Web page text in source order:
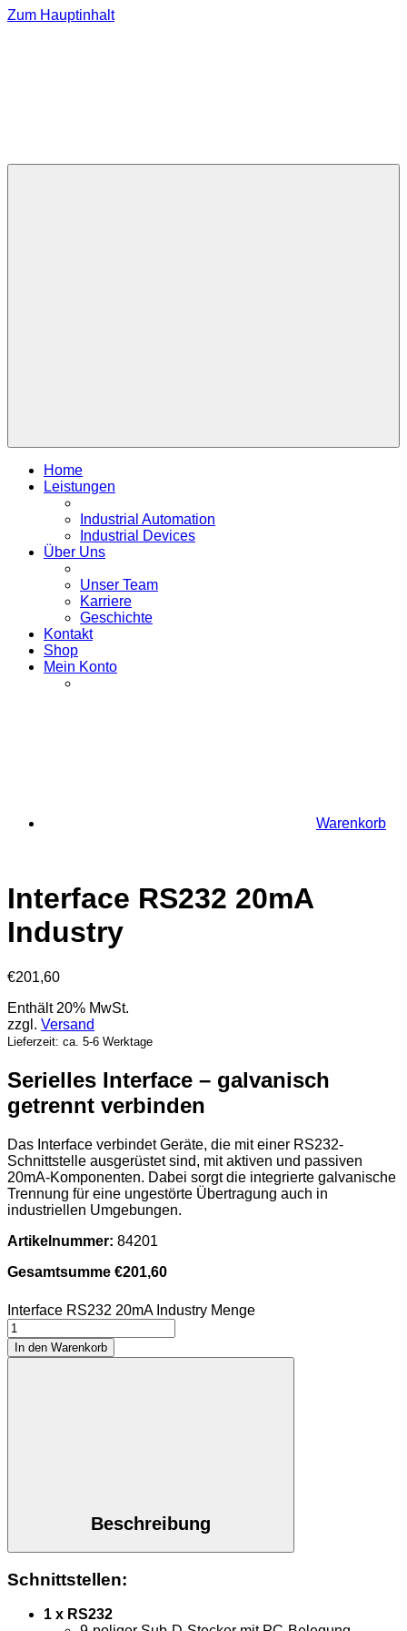
Zum Hauptinhalt
Home
Leistungen
Industrial Automation
Industrial Devices
Über Uns
Unser Team
Karriere
Geschichte
Kontakt
Shop
Mein Konto
Warenkorb
Interface RS232 20mA
Industry
€201,60
Enthält 20% MwSt.
zzgl. Versand
Lieferzeit: ca. 5-6 Werktage
Serielles Interface – galvanisch
getrennt verbinden
Das Interface verbindet Geräte, die mit einer RS232-
Schnittstelle ausgerüstet sind, mit aktiven und passiven
20mA-Komponenten. Dabei sorgt die integrierte galvanische
Trennung für eine ungestörte Übertragung auch in
industriellen Umgebungen.
Artikelnummer: 84201
Gesamtsumme €201,60
Interface RS232 20mA Industry Menge
In den Warenkorb
Beschreibung
Schnittstellen:
1 x RS232